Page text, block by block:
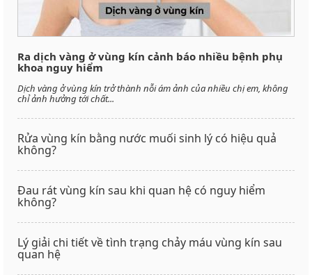
Ra dịch vàng ở vùng kín cảnh báo nhiều bệnh phụ
khoa nguy hiểm
Dịch vàng ở vùng kín trở thành nỗi ám ảnh của nhiều chị em, không
chỉ ảnh hưởng tới chất...
Rửa vùng kín bằng nước muối sinh lý có hiệu quả
không?
Đau rát vùng kín sau khi quan hệ có nguy hiểm
không?
Lý giải chi tiết về tình trạng chảy máu vùng kín sau
quan hệ